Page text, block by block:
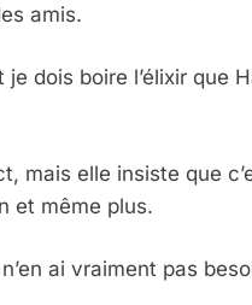
amis.
je dois boire l’élixir que
mais elle insiste que
et même plus.
ai vraiment pas